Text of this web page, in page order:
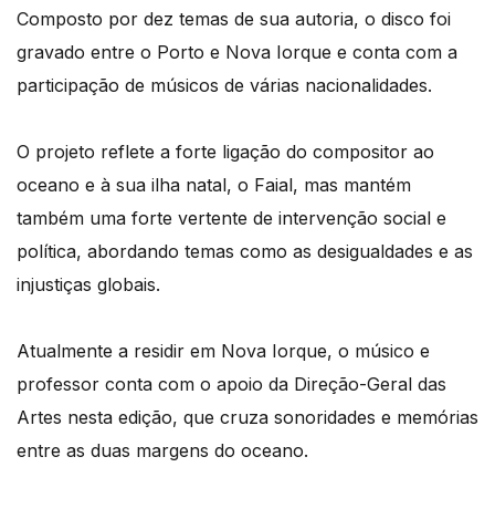
Composto por dez temas de sua autoria, o disco foi
gravado entre o Porto e Nova Iorque e conta com a
participação de músicos de várias nacionalidades.
O projeto reflete a forte ligação do compositor ao
oceano e à sua ilha natal, o Faial, mas mantém
também uma forte vertente de intervenção social e
política, abordando temas como as desigualdades e as
injustiças globais.
Atualmente a residir em Nova Iorque, o músico e
professor conta com o apoio da Direção-Geral das
Artes nesta edição, que cruza sonoridades e memórias
entre as duas margens do oceano.